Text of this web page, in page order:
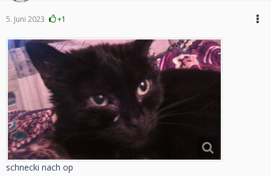
5. Juni 2023 +1
schnecki nach op